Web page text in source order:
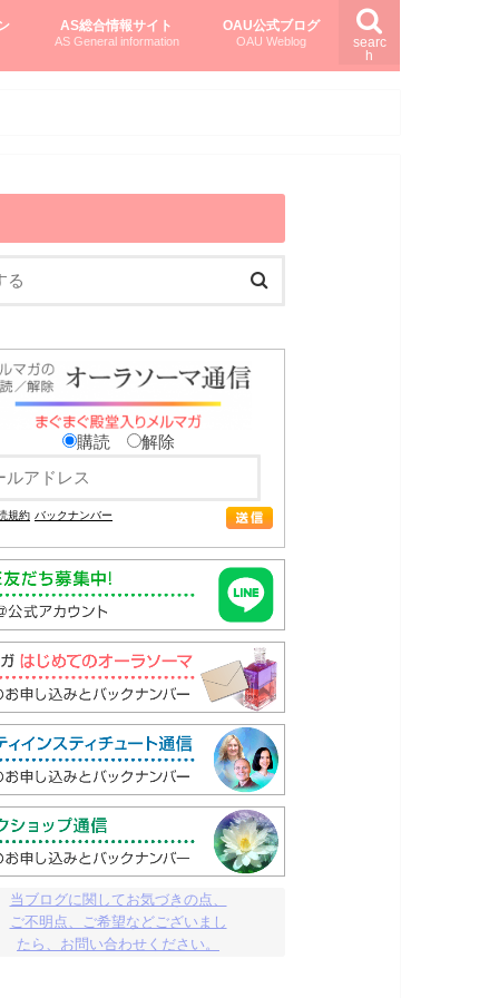
searc
h
AS総合情報サイト
AS General information
OAU公式ブログ
OAU Weblog
購読 解除
規約 バックナンバー
当ブログに関してお気づきの点、
ご不明点、ご希望などございまし
たら、お問い合わせください。